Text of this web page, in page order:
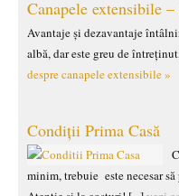
Canapele extensibile
Avantaje și dezavantaje
albă, dar este greu de
despre canapele extensibile »
Condiții Prima Casă
minim, trebuie este necesar